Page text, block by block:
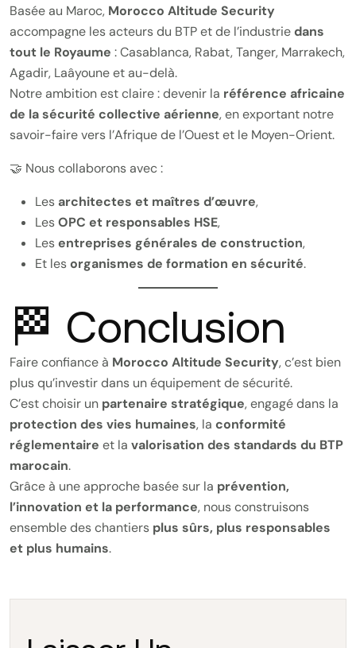
Basée au Maroc, Morocco Altitude Security
accompagne les acteurs du BTP et de l’industriedans
tout le Royaume : Casablanca, Rabat, Tanger, Marrakech,
Agadir, Laâyoune et au-delà.
Notre ambition est claire : devenir la référence africaine
de la sécurité collective aérienne, en exportant notre
savoir-faire vers l’Afrique de l’Ouest et le Moyen-Orient.
🤝 Nous collaborons avec :
Les architectes et maîtres d’œuvre,
LesOPC et responsables HSE,
Lesentreprises générales de construction,
Et lesorganismes de formation en sécurité.
🏁 Conclusion
Faire confiance à Morocco Altitude Security, c’est bien
plus qu’investir dans un équipement de sécurité.
C’est choisir un partenaire stratégique, engagé dans la
protection des vies humaines, la conformité
réglementaire et la valorisation des standards du BTP
marocain.
Grâce à une approche basée sur la prévention,
l’innovation et la performance, nous construisons
ensemble des chantiers plus sûrs, plus responsables
et plus humains.